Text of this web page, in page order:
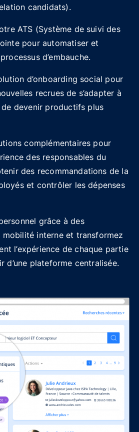
candidats).
ATS (Système de suivi des
pour automatiser et
d’embauche.
d’onboarding social pour
recrues de s’adapter à
devenir productifs plus
complémentaires pour
des responsables du
des recommandations de la
et contrôler les dépenses
grâce à des
mobilité interne et transformez
l’expérience de chaque partie
d’une plateforme centralisée.